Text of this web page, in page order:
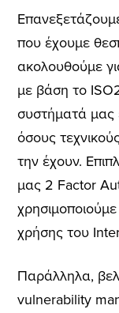
που έχουμε
ακολουθούμε
με βάση το
συστήματά μας
όσους
την έχουν.
μας 2 Factor
χρησιμοποιούμε
χρήσης του
Παράλληλα,
vulnerability